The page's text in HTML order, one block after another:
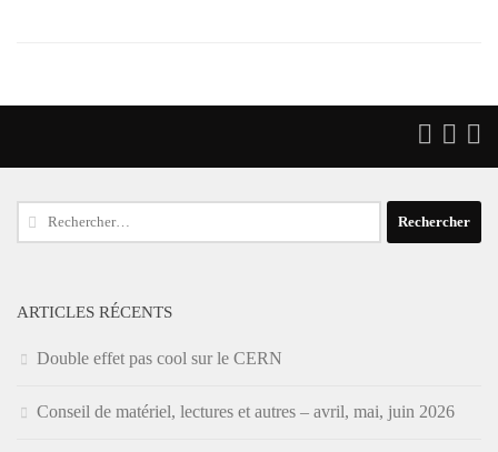
Rechercher :
ARTICLES RÉCENTS
Double effet pas cool sur le CERN
Conseil de matériel, lectures et autres – avril, mai, juin 2026